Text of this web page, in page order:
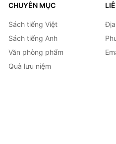
CHUYÊN MỤC
Sách tiếng Việt
Sách tiếng Anh
Văn phòng phẩm
Quà lưu niệm